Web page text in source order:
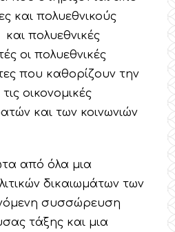
και πολυεθνικούς
πολυεθνικές
οι πολυεθνικές
που καθορίζουν την
οικονομικές
και των κοινωνιών
από όλα μια
δικαιωμάτων των
συσσώρευση
τάξης και μια